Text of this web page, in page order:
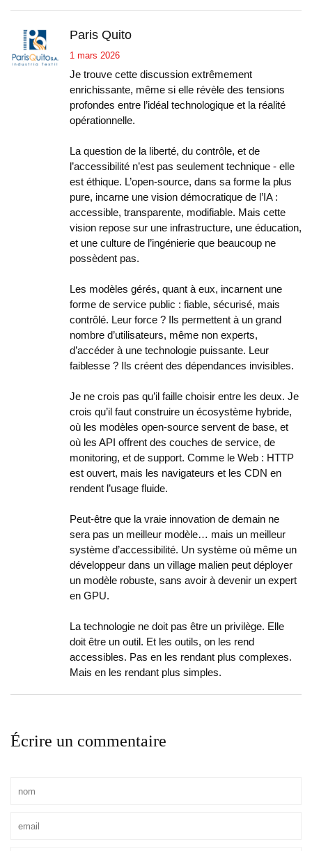
Paris Quito
1 mars 2026
Je trouve cette discussion extrêmement
enrichissante, même si elle révèle des tensions
profondes entre l’idéal technologique et la réalité
opérationnelle.
La question de la liberté, du contrôle, et de
l’accessibilité n’est pas seulement technique - elle
est éthique. L’open-source, dans sa forme la plus
pure, incarne une vision démocratique de l’IA :
accessible, transparente, modifiable. Mais cette
vision repose sur une infrastructure, une éducation,
et une culture de l’ingénierie que beaucoup ne
possèdent pas.
Les modèles gérés, quant à eux, incarnent une
forme de service public : fiable, sécurisé, mais
contrôlé. Leur force ? Ils permettent à un grand
nombre d’utilisateurs, même non experts,
d’accéder à une technologie puissante. Leur
faiblesse ? Ils créent des dépendances invisibles.
Je ne crois pas qu’il faille choisir entre les deux. Je
crois qu’il faut construire un écosystème hybride,
où les modèles open-source servent de base, et
où les API offrent des couches de service, de
monitoring, et de support. Comme le Web : HTTP
est ouvert, mais les navigateurs et les CDN en
rendent l’usage fluide.
Peut-être que la vraie innovation de demain ne
sera pas un meilleur modèle… mais un meilleur
système d’accessibilité. Un système où même un
développeur dans un village malien peut déployer
un modèle robuste, sans avoir à devenir un expert
en GPU.
La technologie ne doit pas être un privilège. Elle
doit être un outil. Et les outils, on les rend
accessibles. Pas en les rendant plus complexes.
Mais en les rendant plus simples.
Écrire un commentaire